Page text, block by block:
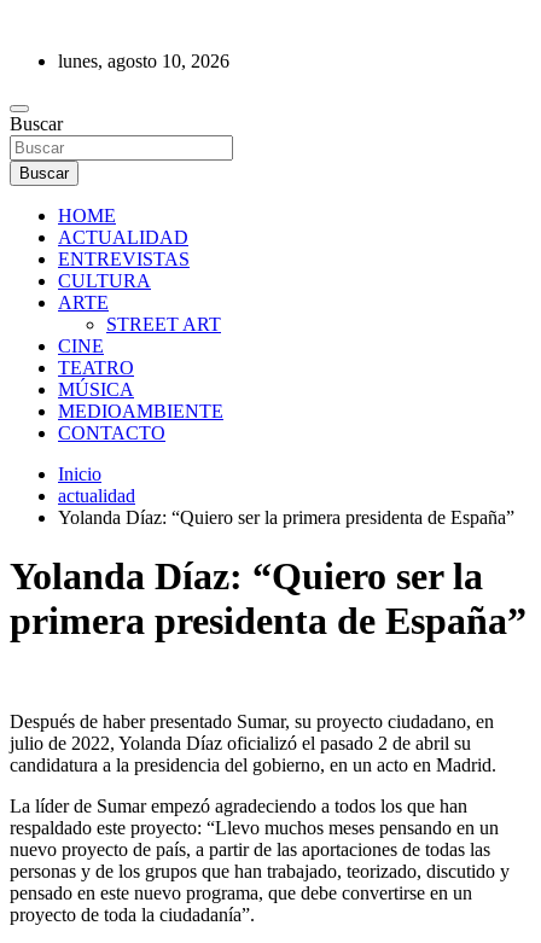
contenidolunes, agosto 10, 2026
REVISTA DE PRENSA
Buscar
Buscar
HOME
ACTUALIDAD
ENTREVISTAS
CULTURA
ARTE
STREET ART
CINE
TEATRO
MÚSICA
MEDIOAMBIENTE
CONTACTO
Inicio
actualidad
Yolanda Díaz: “Quiero ser la primera presidenta de España”
Yolanda Díaz: “Quiero ser la
primera presidenta de España”
Después de haber presentado Sumar, su proyecto ciudadano, en
julio de 2022, Yolanda Díaz oficializó el pasado 2 de abril su
candidatura a la presidencia del gobierno, en un acto en Madrid.
La líder de Sumar empezó agradeciendo a todos los que han
respaldado este proyecto: “Llevo muchos meses pensando en un
nuevo proyecto de país, a partir de las aportaciones de todas las
personas y de los grupos que han trabajado, teorizado, discutido y
pensado en este nuevo programa, que debe convertirse en un
proyecto de toda la ciudadanía”.